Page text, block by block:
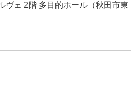
ヴェ 2階 多目的ホール（秋田市東